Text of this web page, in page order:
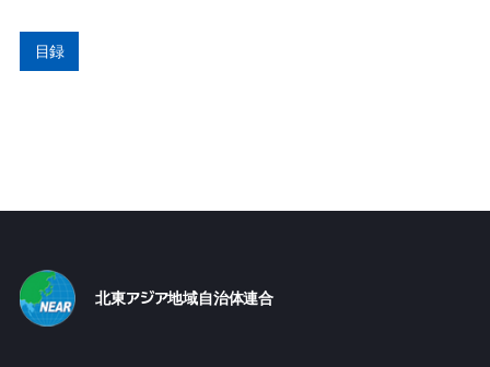
目録
北東アジア地域自治体連合